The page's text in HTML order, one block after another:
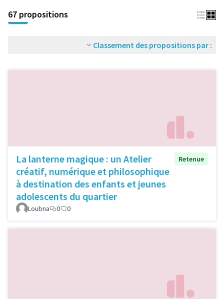
67 propositions
Classement des propositions par :
La lanterne magique : un Atelier
créatif, numérique et philosophique
à destination des enfants et jeunes
adolescents du quartier
Retenue
Loubna 0 0